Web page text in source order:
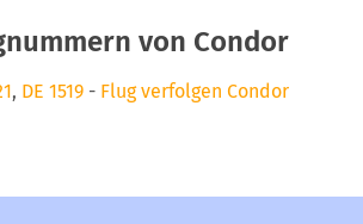
von Condor
, DE 1519 - Flug verfolgen Condor